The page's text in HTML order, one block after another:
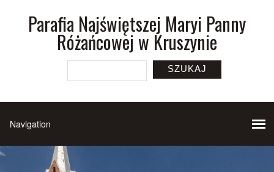
Parafia Najświętszej Maryi Panny
Różańcowej w Kruszynie
SZUKAJ